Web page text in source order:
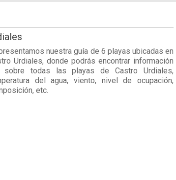
nuestra guía de 6 playas ubicadas en
Urdiales, donde podrás encontrar información
sobre todas las playas de Castro Urdiales,
del agua, viento, nivel de ocupación,
etc.